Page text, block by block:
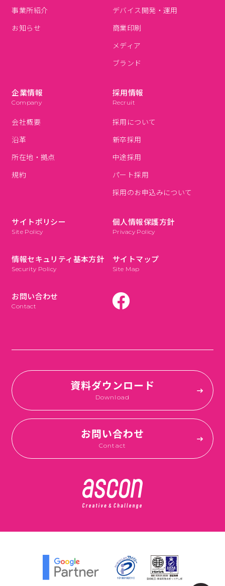
事業所紹介
お知らせ
デバイス開発・運用
商業印刷
メディア
ブランド
企業情報
Company
会社概要
沿革
所在地・拠点
規約
採用情報
Recruit
採用について
新卒採用
中途採用
パート採用
採用のお申込みについて
サイトポリシー
Site Policy
個人情報保護方針
Privacy Policy
情報セキュリティ基本方針
Security Policy
サイトマップ
Site Map
お問い合わせ
Contact
資料ダウンロード
Download
お問い合わせ
Contact